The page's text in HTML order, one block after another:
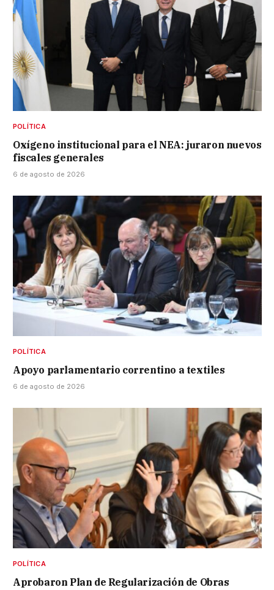
POLÍTICA
Oxígeno institucional para el NEA: juraron nuevos
fiscales generales
6 de agosto de 2026
POLÍTICA
Apoyo parlamentario correntino a textiles
6 de agosto de 2026
POLÍTICA
Aprobaron Plan de Regularización de Obras